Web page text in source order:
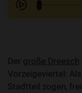
Der große Dreesch
Vorzeigeviertel:
Stadtteil zogen,